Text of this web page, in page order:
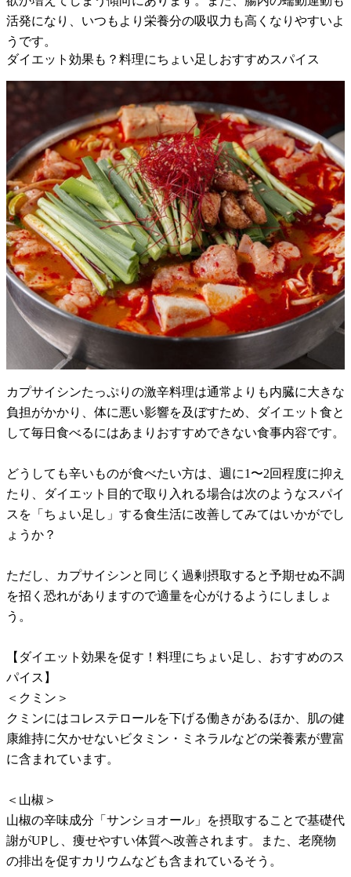
活発になり、いつもより栄養分の吸収力も高くなりやすいよ
うです。
ダイエット効果も？料理にちょい足しおすすめスパイス
カプサイシンたっぷりの激辛料理は通常よりも内臓に大きな
負担がかかり、体に悪い影響を及ぼすため、ダイエット食と
して毎日食べるにはあまりおすすめできない食事内容です。
どうしても辛いものが食べたい方は、週に1〜2回程度に抑え
たり、ダイエット目的で取り入れる場合は次のようなスパイ
スを「ちょい足し」する食生活に改善してみてはいかがでし
ょうか？
ただし、カプサイシンと同じく過剰摂取すると予期せぬ不調
を招く恐れがありますので適量を心がけるようにしましょ
う。
【ダイエット効果を促す！料理にちょい足し、おすすめのス
パイス】
＜クミン＞
クミンにはコレステロールを下げる働きがあるほか、肌の健
康維持に欠かせないビタミン・ミネラルなどの栄養素が豊富
に含まれています。
＜山椒＞
山椒の辛味成分「サンショオール」を摂取することで基礎代
謝がUPし、痩せやすい体質へ改善されます。また、老廃物
の排出を促すカリウムなども含まれているそう。